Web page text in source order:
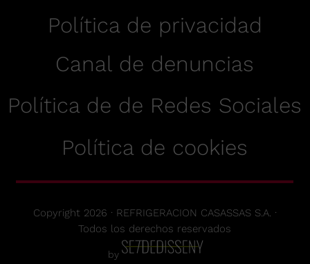
Política de de Redes Sociales
Política de cookies
Política de privacidad
by
Copyright 2026 · REFRIGERACION CASASSAS S.A. ·
Todos los derechos reservados
Canal de denuncias